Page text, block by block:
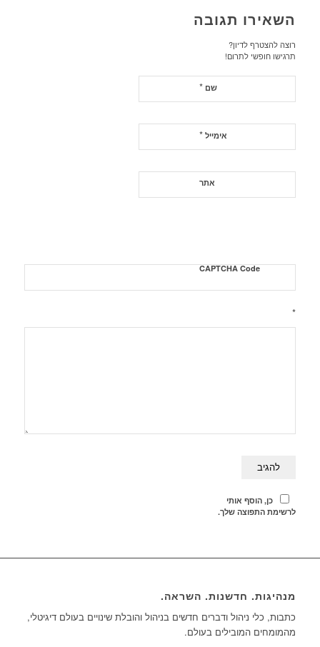
השאירו תגובה
רוצה להצטרף לדיון?
תרגישו חופשי לתרום!
שם*
אימייל*
אתר
CAPTCHA Code
*
כן, הוסף אותי
לרשימת התפוצה שלך.
מנהיגות. חדשנות. השראה.
כתבות, כלי ניהול ודברים חדשים בניהול והובלת שינויים בעולם דיגיטלי,
מהמומחים המובילים בעולם.